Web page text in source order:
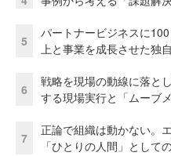
5
パートナービジネスに
上と事業を成長させた独
6
戦略を現場の動線に落と
する現場実行と「ムーブ
7
正論で組織は動かない。
「ひとりの人間」として